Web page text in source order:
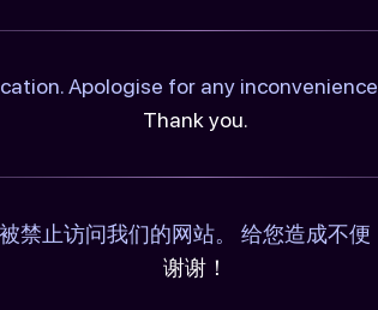
Apologise for any
Thank you.
禁止访问我们的网站。 给您造成不便
谢谢！